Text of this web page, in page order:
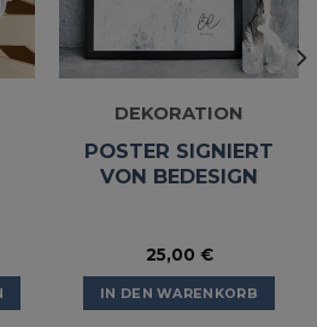
DEKORATION
POSTER SIGNIERT
VON BEDESIGN
25,00 €
IN DEN WARENKORB